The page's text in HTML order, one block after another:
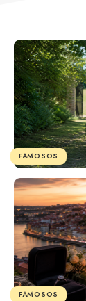
FAMOSOS
FAMOSOS